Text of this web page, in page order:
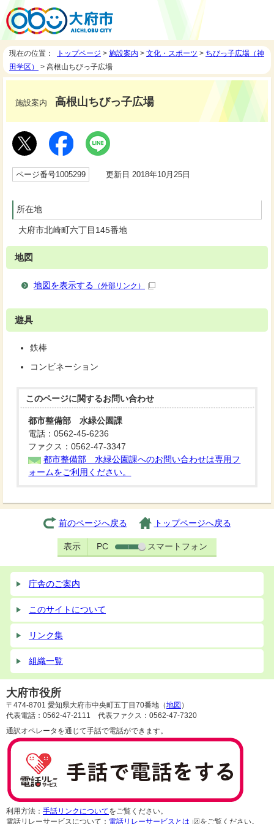
現在の位置： トップページ > 施設案内 > 文化・スポーツ > ちびっ子広場（神
田学区）
> 高根山ちびっ子広場
施設案内 高根山ちびっ子広場
ページ番号1005299 更新日 2018年10月25日
所在地
大府市北崎町六丁目145番地
地図
地図を表示する （外部リンク）
遊具
鉄棒
コンビネーション
このページに関するお問い合わせ
都市整備部 水緑公園課
電話：0562-45-6236
ファクス：0562-47-3347
都市整備部 水緑公園課へのお問い合わせは専用フ
ォームをご利用ください。
前のページへ戻る トップページへ戻る
表示 PC スマートフォン
庁舎のご案内
このサイトについて
リンク集
組織一覧
大府市役所
〒474-8701 愛知県大府市中央町五丁目70番地（地図 ）
代表電話：0562-47-2111 代表ファクス：0562-47-7320
通訳オペレータを通じて手話で電話ができます。
利用方法： 手話リンクについてをご覧ください。
電話リレーサービスについて： 電話リレーサービスとは をご覧ください。